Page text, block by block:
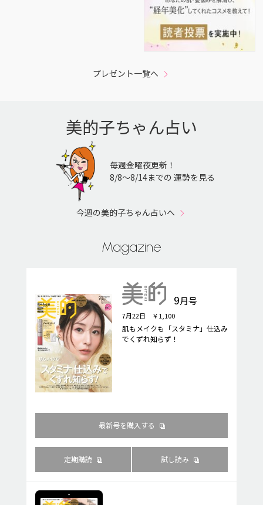
プレゼント一覧へ
美的子ちゃん占い
毎週金曜夜更新！
8/8〜8/14までの 運勢を見る
今週の美的子ちゃん占いへ
Magazine
9月号
7月22日 ￥1,100
肌もメイクも「スタミナ」仕込み
でくずれ知らず！
最新号を購入する
定期購読 試し読み